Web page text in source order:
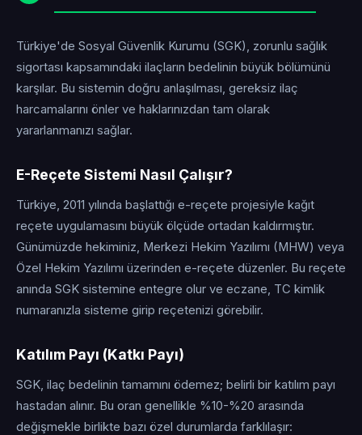
Türkiye'de Sosyal Güvenlik Kurumu (SGK), zorunlu sağlık
sigortası kapsamındaki ilaçların bedelinin büyük bölümünü
karşılar. Bu sistemin doğru anlaşılması, gereksiz ilaç
harcamalarını önler ve haklarınızdan tam olarak
yararlanmanızı sağlar.
E-Reçete Sistemi Nasıl Çalışır?
Türkiye, 2011 yılında başlattığı e-reçete projesiyle kağıt
reçete uygulamasını büyük ölçüde ortadan kaldırmıştır.
Günümüzde hekiminiz, Merkezi Hekim Yazılımı (MHW) veya
Özel Hekim Yazılımı üzerinden e-reçete düzenler. Bu reçete
anında SGK sistemine entegre olur ve eczane, TC kimlik
numaranızla sisteme girip reçetenizi görebilir.
Katılım Payı (Katkı Payı)
SGK, ilaç bedelinin tamamını ödemez; belirli bir katılım payı
hastadan alınır. Bu oran genellikle %10-%20 arasında
değişmekle birlikte bazı özel durumlarda farklılaşır: